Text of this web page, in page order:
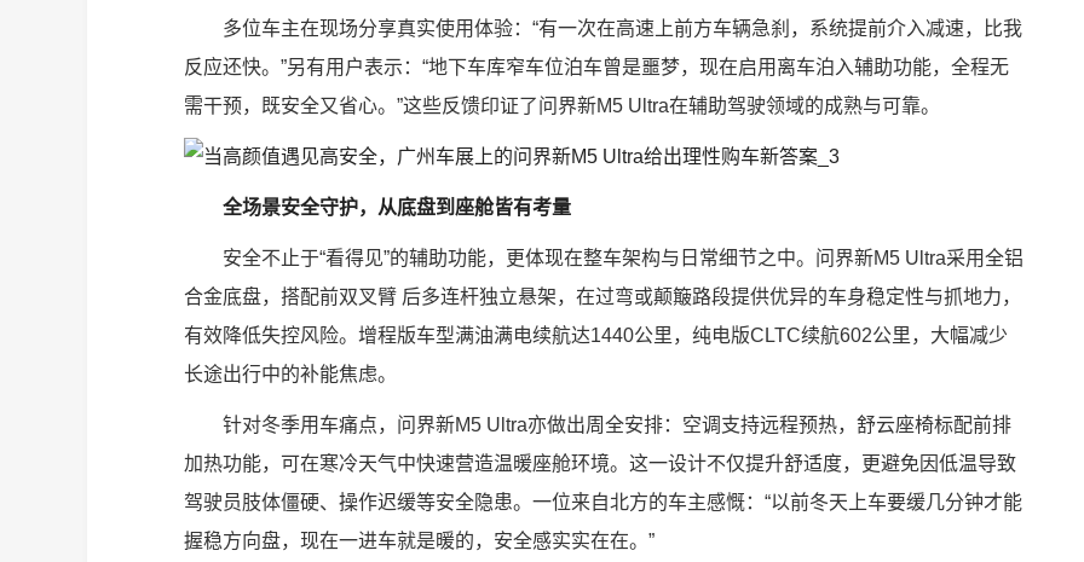
多位车主在现场分享真实使用体验：“有一次在高速上前方车辆急刹，系统提前介入减速，比我
反应还快。”另有用户表示：“地下车库窄车位泊车曾是噩梦，现在启用离车泊入辅助功能，全程无
需干预，既安全又省心。”这些反馈印证了问界新M5 Ultra在辅助驾驶领域的成熟与可靠。
全场景安全守护，从底盘到座舱皆有考量
安全不止于“看得见”的辅助功能，更体现在整车架构与日常细节之中。问界新M5 Ultra采用全铝
合金底盘，搭配前双叉臂 后多连杆独立悬架，在过弯或颠簸路段提供优异的车身稳定性与抓地力，
有效降低失控风险。增程版车型满油满电续航达1440公里，纯电版CLTC续航602公里，大幅减少
长途出行中的补能焦虑。
针对冬季用车痛点，问界新M5 Ultra亦做出周全安排：空调支持远程预热，舒云座椅标配前排
加热功能，可在寒冷天气中快速营造温暖座舱环境。这一设计不仅提升舒适度，更避免因低温导致
驾驶员肢体僵硬、操作迟缓等安全隐患。一位来自北方的车主感慨：“以前冬天上车要缓几分钟才能
握稳方向盘，现在一进车就是暖的，安全感实实在在。”